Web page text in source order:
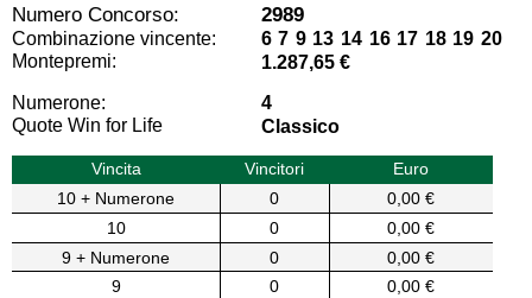
Numero Concorso: 2989
Combinazione vincente:
6 7 9 13 14 16 17 18 19 20
Montepremi:
1.287,65 €
Numerone:
4
Quote Win for Life
Classico
Vincita Vincitori
Euro
10 + Numerone
0
0,00 €
10
0
0,00 €
9 + Numerone
0
0,00 €
9
0
0,00 €